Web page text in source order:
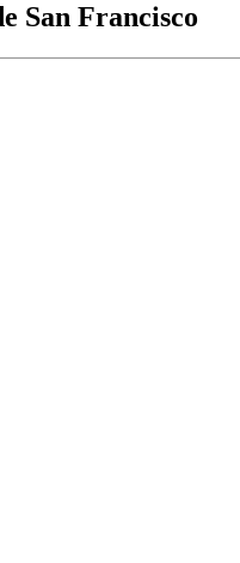
San Francisco